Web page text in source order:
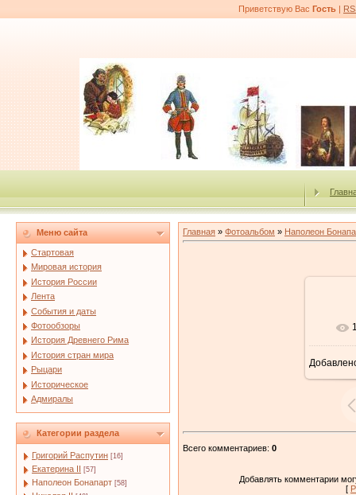
Приветствую Вас Гость |
Меню сайта
Стартовая
Мировая история
История России
Лента
События и даты
Фотообзоры
История Древнего Рима
История стран мира
Рыцари
Историческое
Адмиралы
Категории раздела
Григорий Распутин [16]
Екатерина II [57]
Наполеон Бонапарт [58]
Главная » Фотоальбом » Наполеон
Всего комментариев: 0
Добавлять комментарии
[